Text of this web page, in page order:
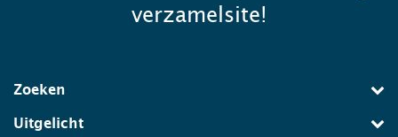
verzamelsite!
Zoeken
Uitgelicht